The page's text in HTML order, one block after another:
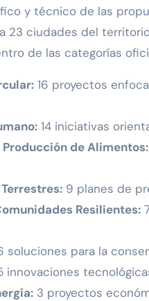
y técnico de las
23 ciudades del
de las categorías
16 proyectos
14 iniciativas
de Alimentos:
9 planes de
Resilientes:
soluciones para la
innovaciones
3 proyectos